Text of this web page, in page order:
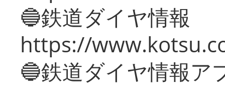
🔵鉄道ダイヤ情報
https://
🔵鉄道ダイヤ情報ア